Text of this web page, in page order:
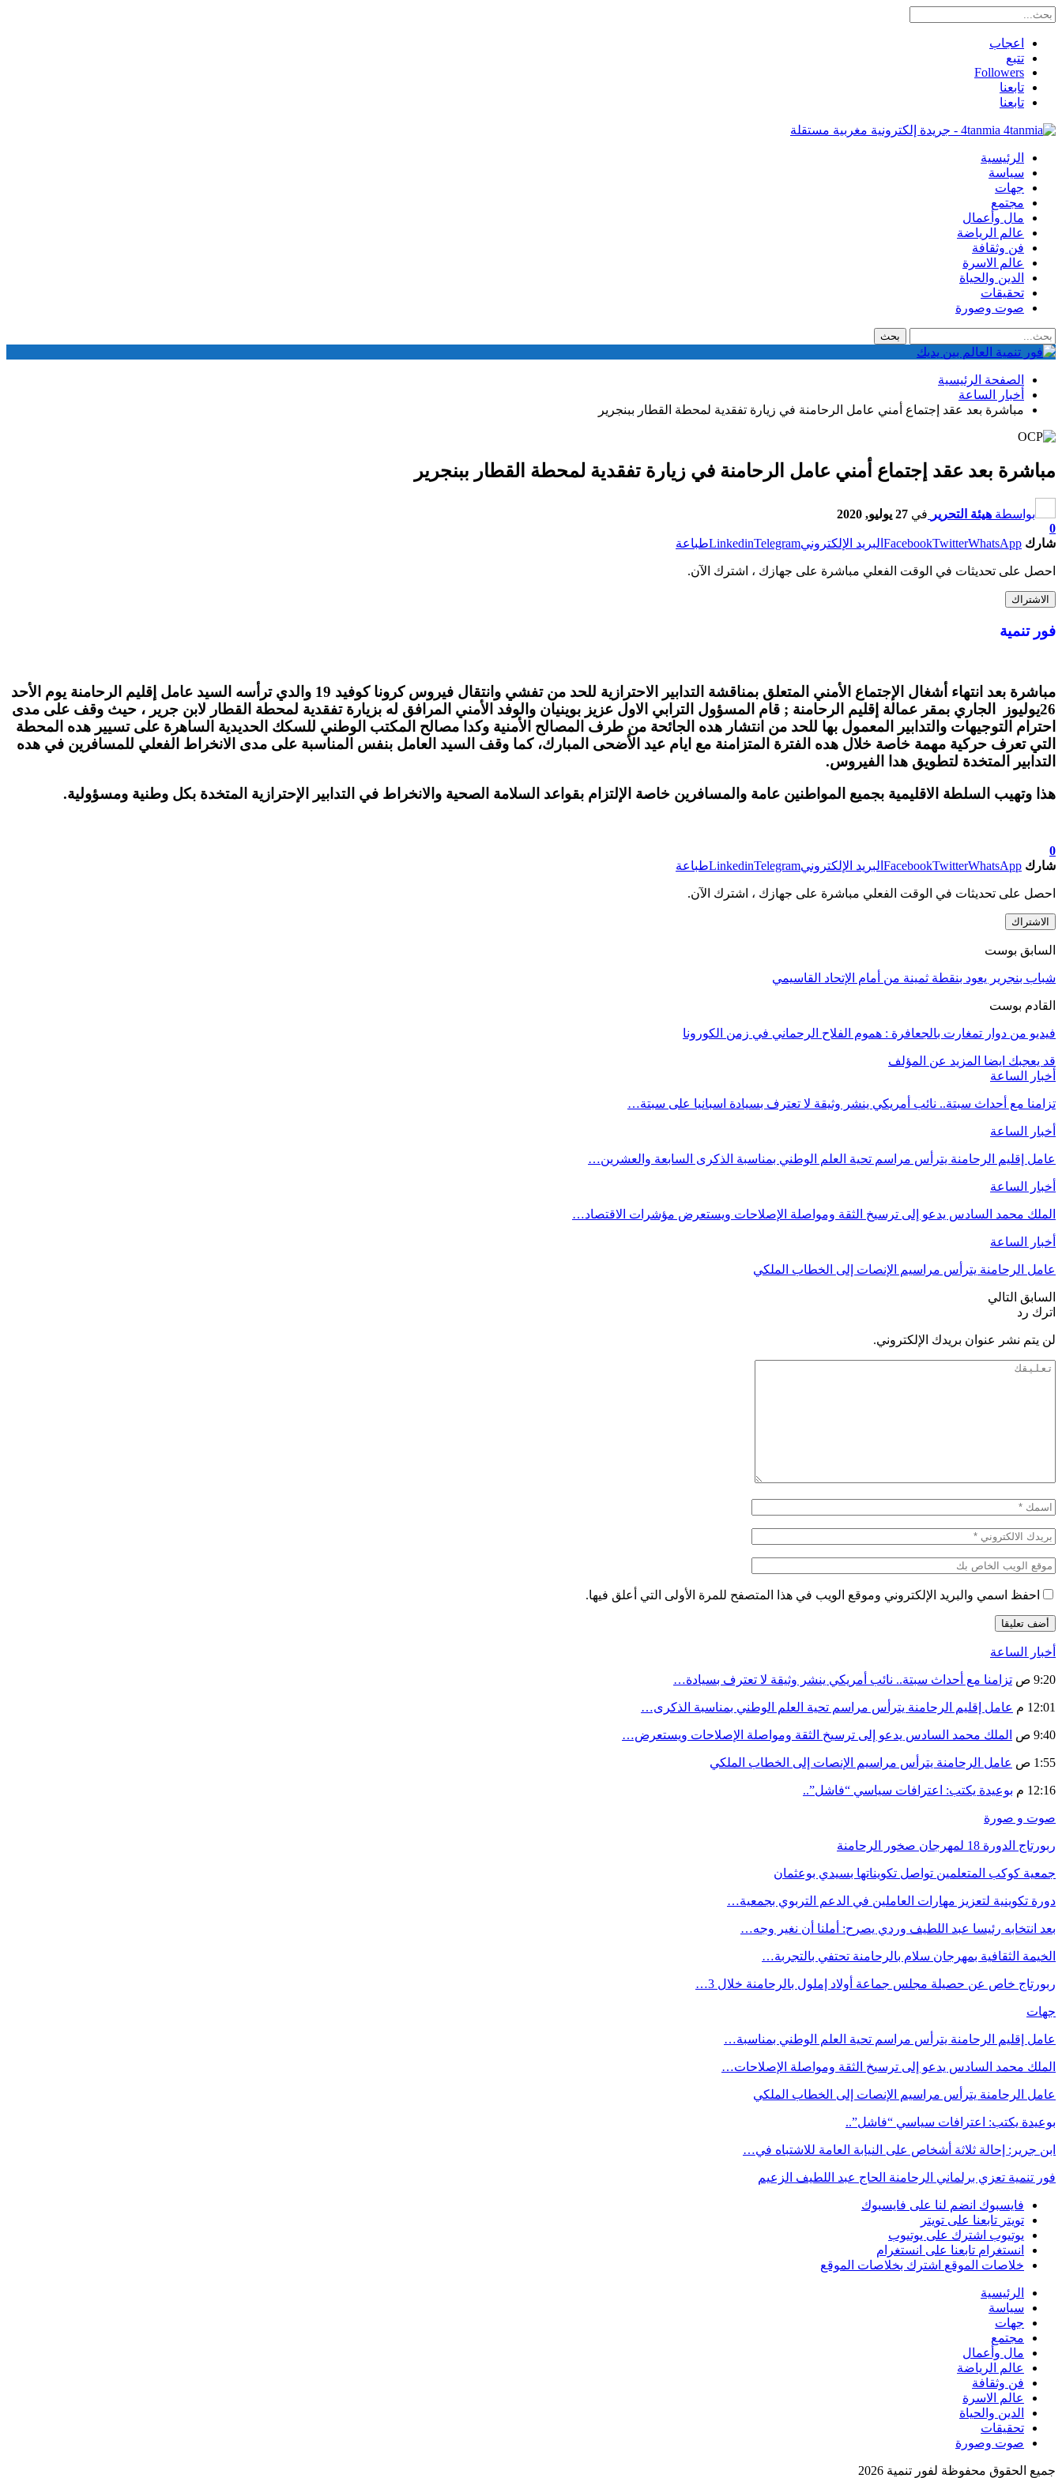
اعجاب
تتبع
Followers
تابعنا
تابعنا
4tanmia - جريدة إلكترونية مغربية مستقلة
الرئيسية
سياسة
جهات
مجتمع
مال وأعمال
عالم الرياضة
فن وثقافة
عالم الاسرة
الدين والحياة
تحقيقات
صوت وصورة
الصفحة الرئيسية
أخبار الساعة
مباشرة بعد عقد إجتماع أمني عامل الرحامنة في زيارة تفقدية لمحطة القطار ببنجرير
مباشرة بعد عقد إجتماع أمني عامل الرحامنة في زيارة تفقدية لمحطة القطار ببنجرير
بواسطة هيئة التحرير في 27 يوليو, 2020
0
شارك
FacebookTwitterWhatsApp البريد الإلكتروني LinkedinTelegram طباعة
احصل على تحديثات في الوقت الفعلي مباشرة على جهازك ، اشترك الآن.
الاشتراك
فور تنمية
مباشرة بعد انتهاء أشغال الإجتماع الأمني المتعلق بمناقشة التدابير الاحترازية للحد من تفشي وانتقال فيروس كرونا كوفيد 19 والدي ترأسه السيد عامل إقليم الرحامنة يوم الأحد
26يوليوز الجاري بمقر عمالة إقليم الرحامنة ; قام المسؤول الترابي الاول عزيز بوينيان والوفد الأمني المرافق له بزيارة تفقدية لمحطة القطار لابن جرير ، حيث وقف على مدى
احترام التوجيهات والتدابير المعمول بها للحد من انتشار هده الجائحة من طرف المصالح الأمنية وكدا مصالح المكتب الوطني للسكك الحديدية الساهرة على تسيير هده المحطة
التي تعرف حركية مهمة خاصة خلال هده الفترة المتزامنة مع ايام عيد الأضحى المبارك، كما وقف السيد العامل بنفس المناسبة على مدى الانخراط الفعلي للمسافرين في هده
التدابير المتخدة لتطويق هدا الفيروس.
هذا وتهيب السلطة الاقليمية بجميع المواطنين عامة والمسافرين خاصة الإلتزام بقواعد السلامة الصحية والانخراط في التدابير الإحترازية المتخدة بكل وطنية ومسؤولية.
0
شارك
FacebookTwitterWhatsApp البريد الإلكتروني LinkedinTelegram طباعة
احصل على تحديثات في الوقت الفعلي مباشرة على جهازك ، اشترك الآن.
الاشتراك
السابق بوست
شباب بنجرير يعود بنقطة ثمينة من أمام الإتحاد القاسيمي
القادم بوست
فيديو من دوار تمغارت بالجعافرة : هموم الفلاح الرحماني في زمن الكورونا
قد يعجبك ايضا المزيد عن المؤلف
أخبار الساعة
تزامنا مع أحداث سبتة.. نائب أمريكي ينشر وثيقة لا تعترف بسيادة اسبانيا على سبتة…
أخبار الساعة
عامل إقليم الرحامنة يترأس مراسم تحية العلم الوطني بمناسبة الذكرى السابعة والعشرين…
أخبار الساعة
الملك محمد السادس يدعو إلى ترسيخ الثقة ومواصلة الإصلاحات ويستعرض مؤشرات الاقتصاد…
أخبار الساعة
عامل الرحامنة يترأس مراسيم الإنصات إلى الخطاب الملكي
السابق التالي
اترك رد
لن يتم نشر عنوان بريدك الإلكتروني.
احفظ اسمي والبريد الإلكتروني وموقع الويب في هذا المتصفح للمرة الأولى التي أعلق فيها.
أخبار الساعة
9:20 ص تزامنا مع أحداث سبتة.. نائب أمريكي ينشر وثيقة لا تعترف بسيادة…
12:01 م عامل إقليم الرحامنة يترأس مراسم تحية العلم الوطني بمناسبة الذكرى…
9:40 ص الملك محمد السادس يدعو إلى ترسيخ الثقة ومواصلة الإصلاحات ويستعرض…
1:55 ص عامل الرحامنة يترأس مراسيم الإنصات إلى الخطاب الملكي
12:16 م بوعيدة يكتب: اعترافات سياسي “فاشل”..
صوت و صورة
ربورتاج الدورة 18 لمهرجان صخور الرحامنة
جمعية كوكب المتعلمين تواصل تكويناتها بسيدي بوعثمان
دورة تكوينية لتعزيز مهارات العاملين في الدعم التربوي بجمعية…
بعد انتخابه رئيسا عبد اللطيف وردي يصرح: أملنا أن نغير وجه…
الخيمة الثقافية بمهرجان سلام بالرحامنة تحتفي بالتجربة…
ربورتاج خاص عن حصيلة مجلس جماعة أولاد إملول بالرحامنة خلال 3…
جهات
عامل إقليم الرحامنة يترأس مراسم تحية العلم الوطني بمناسبة…
الملك محمد السادس يدعو إلى ترسيخ الثقة ومواصلة الإصلاحات…
عامل الرحامنة يترأس مراسيم الإنصات إلى الخطاب الملكي
بوعيدة يكتب: اعترافات سياسي “فاشل”..
ابن جرير: إحالة ثلاثة أشخاص على النيابة العامة للاشتباه في…
فور تنمية تعزي برلماني الرحامنة الحاج عبد اللطيف الزعيم
فايسبوك انضم لنا على فايسبوك
تويتر تابعنا على تويتر
يوتيوب اشترك على يوتيوب
انستغرام تابعنا على انستغرام
خلاصات الموقع اشترك بخلاصات الموقع
الرئيسية
سياسة
جهات
مجتمع
مال وأعمال
عالم الرياضة
فن وثقافة
عالم الاسرة
الدين والحياة
تحقيقات
صوت وصورة
جميع الحقوق محفوظة لفور تنمية 2026